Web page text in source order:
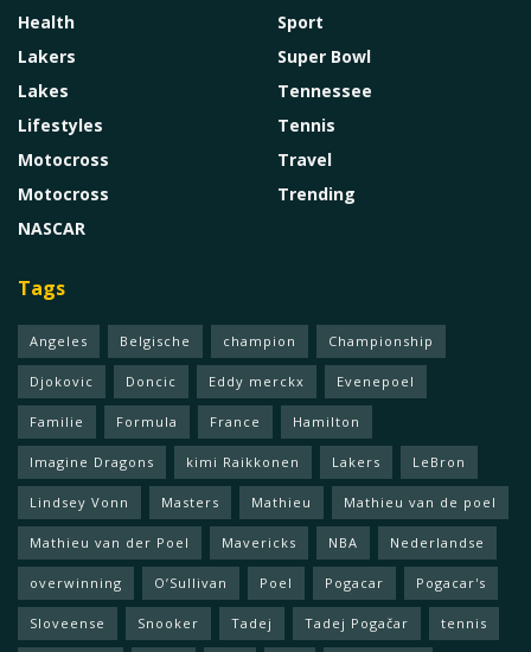
Health
Lakers
Lakes
Lifestyles
Motocross
Motocross
NASCAR
Sport
Super Bowl
Tennessee
Tennis
Travel
Trending
Tags
Angeles Belgische champion Championship
Djokovic Doncic Eddy merckx Evenepoel
Familie Formula France Hamilton
Imagine Dragons kimi Raikkonen Lakers LeBron
Lindsey Vonn Masters Mathieu Mathieu van de poel
Mathieu van der Poel Mavericks NBA Nederlandse
overwinning O’Sullivan Poel Pogacar Pogacar's
Sloveense Snooker Tadej Tadej Pogačar tennis